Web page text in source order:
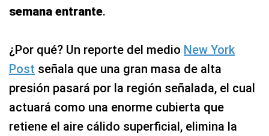
semana entrante.
¿Por qué? Un reporte del medio New York
Post señala que una gran masa de alta
presión pasará por la región señalada, el cual
actuará como una enorme cubierta que
retiene el aire cálido superficial, elimina la